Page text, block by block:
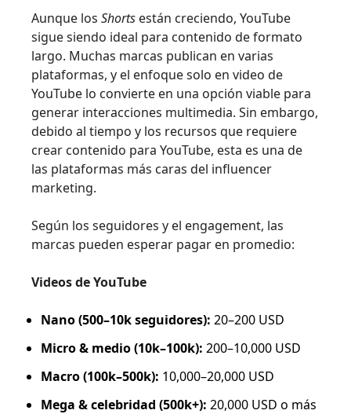
Aunque los Shorts están creciendo, YouTube
sigue siendo ideal para contenido de formato
largo. Muchas marcas publican en varias
plataformas, y el enfoque solo en video de
YouTube lo convierte en una opción viable para
generar interacciones multimedia. Sin embargo,
debido al tiempo y los recursos que requiere
crear contenido para YouTube, esta es una de
las plataformas más caras del influencer
marketing.
Según los seguidores y el engagement, las
marcas pueden esperar pagar en promedio:
Videos de YouTube
Nano (500–10k seguidores): 20–200 USD
Micro & medio (10k–100k): 200–10,000 USD
Macro (100k–500k): 10,000–20,000 USD
Mega & celebridad (500k+): 20,000 USD o más